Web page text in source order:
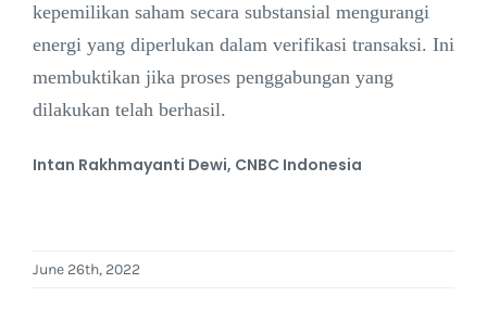
kepemilikan saham secara substansial mengurangi
energi yang diperlukan dalam verifikasi transaksi. Ini
membuktikan jika proses penggabungan yang
dilakukan telah berhasil.
Intan Rakhmayanti Dewi, CNBC Indonesia
June 26th, 2022